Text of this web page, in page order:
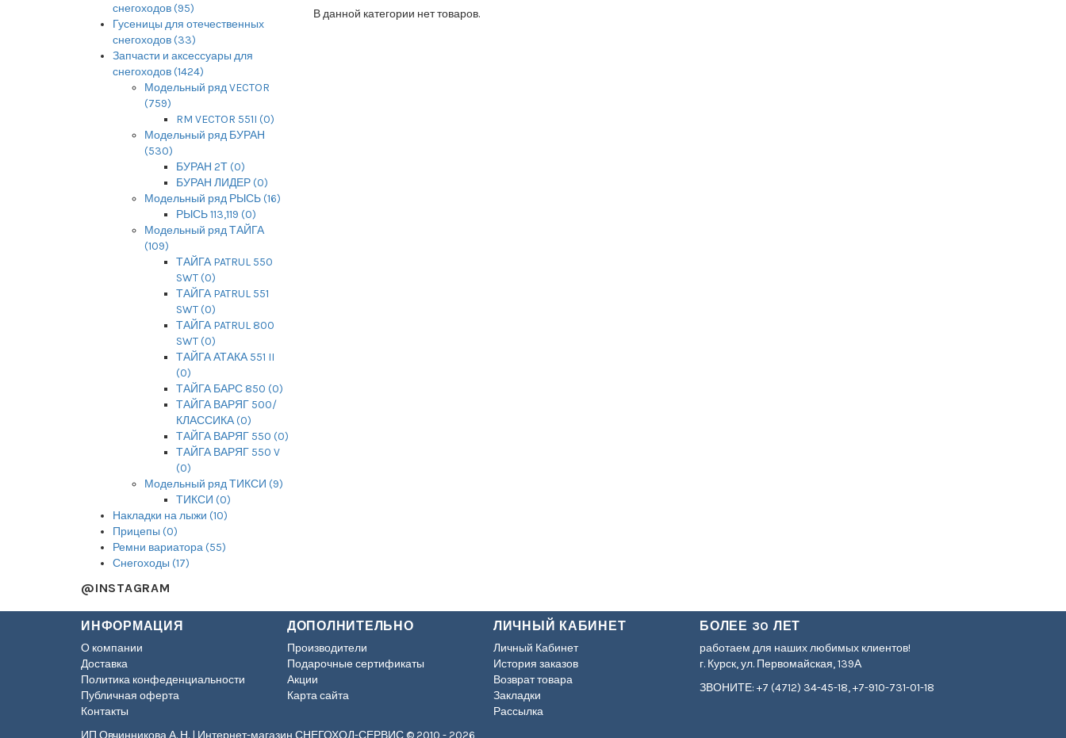
снегоходов (95)
Гусеницы для отечественных
снегоходов (33)
Запчасти и аксессуары для
снегоходов (1424)
Модельный ряд VECTOR
(759)
RM VECTOR 551I (0)
Модельный ряд БУРАН
(530)
БУРАН 2Т (0)
БУРАН ЛИДЕР (0)
Модельный ряд РЫСЬ (16)
РЫСЬ 113,119 (0)
Модельный ряд ТАЙГА
(109)
ТАЙГА PATRUL 550
SWT (0)
ТАЙГА PATRUL 551
SWT (0)
ТАЙГА PATRUL 800
SWT (0)
ТАЙГА АТАКА 551 II
(0)
ТАЙГА БАРС 850 (0)
ТАЙГА ВАРЯГ 500/
КЛАССИКА (0)
ТАЙГА ВАРЯГ 550 (0)
ТАЙГА ВАРЯГ 550 V
(0)
Модельный ряд ТИКСИ (9)
ТИКСИ (0)
Накладки на лыжи (10)
Прицепы (0)
Ремни вариатора (55)
Снегоходы (17)
@INSTAGRAM
В данной категории нет товаров.
ИНФОРМАЦИЯ
О компании
Доставка
Политика конфеденциальности
Публичная оферта
Контакты
ДОПОЛНИТЕЛЬНО
Производители
Подарочные сертификаты
Акции
Карта сайта
ЛИЧНЫЙ КАБИНЕТ
Личный Кабинет
История заказов
Возврат товара
Закладки
Рассылка
БОЛЕЕ 30 ЛЕТ
работаем для наших любимых клиентов!
г. Курск, ул. Первомайская, 139А
ЗВОНИТЕ: +7 (4712) 34-45-18, +7-910-731-01-18
ИП Овчинникова А. Н. | Интернет-магазин СНЕГОХОД-СЕРВИС © 2010 - 2026